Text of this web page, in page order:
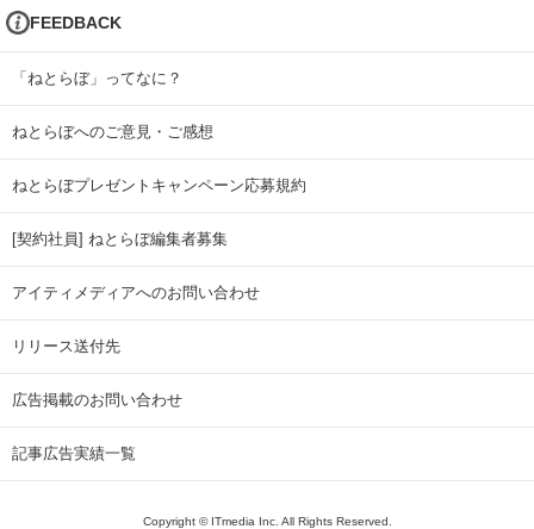
FEEDBACK
「ねとらぼ」ってなに？
ねとらぼへのご意見・ご感想
ねとらぼプレゼントキャンペーン応募規約
[契約社員] ねとらぼ編集者募集
アイティメディアへのお問い合わせ
リリース送付先
広告掲載のお問い合わせ
記事広告実績一覧
Copyright © ITmedia Inc. All Rights Reserved.